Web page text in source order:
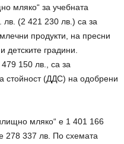
мляко“ за учебната
лв. (2 421 230 лв.) са за
продукти, на пресни
детските градини.
150 лв., са за
стойност (ДДС) на одобрени
мляко“ е 1 401 166
278 337 лв. По схемата